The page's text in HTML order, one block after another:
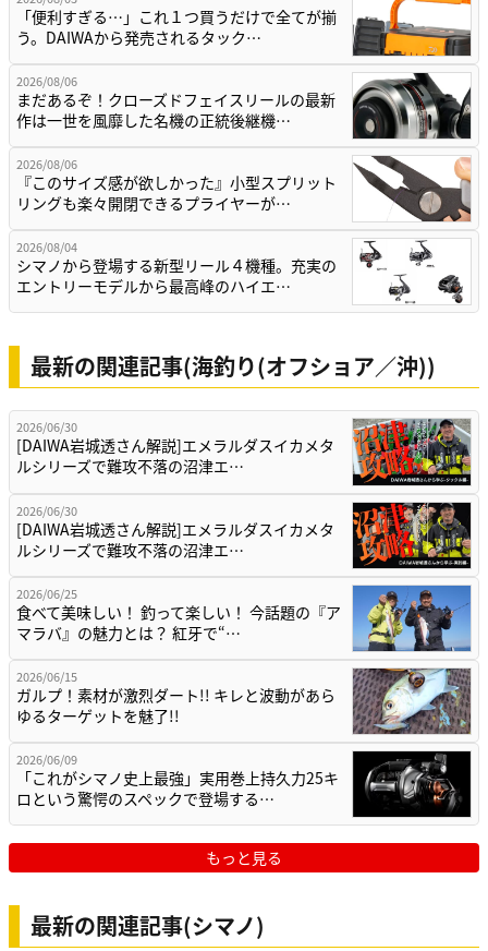
「便利すぎる…」これ１つ買うだけで全てが揃
う。DAIWAから発売されるタック…
2026/08/06
まだあるぞ！クローズドフェイスリールの最新
作は一世を風靡した名機の正統後継機…
2026/08/06
『このサイズ感が欲しかった』小型スプリット
リングも楽々開閉できるプライヤーが…
2026/08/04
シマノから登場する新型リール４機種。充実の
エントリーモデルから最高峰のハイエ…
最新の関連記事(海釣り(オフショア／沖))
2026/06/30
[DAIWA岩城透さん解説]エメラルダスイカメタ
ルシリーズで難攻不落の沼津エ…
2026/06/30
[DAIWA岩城透さん解説]エメラルダスイカメタ
ルシリーズで難攻不落の沼津エ…
2026/06/25
食べて美味しい！ 釣って楽しい！ 今話題の『ア
マラバ』の魅力とは？ 紅牙で“…
2026/06/15
ガルプ！素材が激烈ダート!! キレと波動があら
ゆるターゲットを魅了!!
2026/06/09
「これがシマノ史上最強」実用巻上持久力25キ
ロという驚愕のスペックで登場する…
もっと見る
最新の関連記事(シマノ)